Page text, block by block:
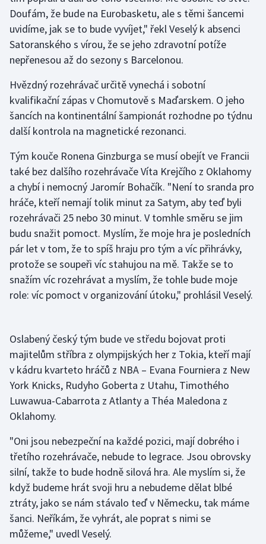
Olympijské hry
Parasport
Plavání
Plážový volejbal
Rychlobruslení
Rychlostní kanoistika
Short track
Sportovní střelba
Stolní tenis
Veslování
Vodní slalom
Volejbal
Doufám, že bude na Eurobasketu, ale s těmi šancemi
uvidíme, jak se to bude vyvíjet," řekl Veselý k absenci
Satoranského s vírou, že se jeho zdravotní potíže
nepřenesou až do sezony s Barcelonou.
Hvězdný rozehrávač určitě vynechá i sobotní
kvalifikační zápas v Chomutově s Maďarskem. O jeho
šancích na kontinentální šampionát rozhodne po týdnu
další kontrola na magnetické rezonanci.
Tým kouče Ronena Ginzburga se musí obejít ve Francii
také bez dalšího rozehrávače Víta Krejčího z Oklahomy
a chybí i nemocný Jaromír Bohačík. "Není to sranda pro
hráče, kteří nemají tolik minut za Satym, aby teď byli
rozehrávači 25 nebo 30 minut. V tomhle směru se jim
budu snažit pomoct. Myslím, že moje hra je posledních
pár let v tom, že to spíš hraju pro tým a víc přihrávky,
protože se soupeři víc stahujou na mě. Takže se to
snažím víc rozehrávat a myslím, že tohle bude moje
role: víc pomoct v organizování útoku," prohlásil Veselý.
Oslabený český tým bude ve středu bojovat proti
majitelům stříbra z olympijských her z Tokia, kteří mají
v kádru kvarteto hráčů z NBA – Evana Fourniera z New
York Knicks, Rudyho Goberta z Utahu, Timothého
Luwawua-Cabarrota z Atlanty a Théa Maledona z
Oklahomy.
"Oni jsou nebezpeční na každé pozici, mají dobrého i
třetího rozehrávače, nebude to legrace. Jsou obrovsky
silní, takže to bude hodně silová hra. Ale myslím si, že
když budeme hrát svoji hru a nebudeme dělat blbé
ztráty, jako se nám stávalo teď v Německu, tak máme
šanci. Neříkám, že vyhrát, ale poprat s nimi se
můžeme," uvedl Veselý.